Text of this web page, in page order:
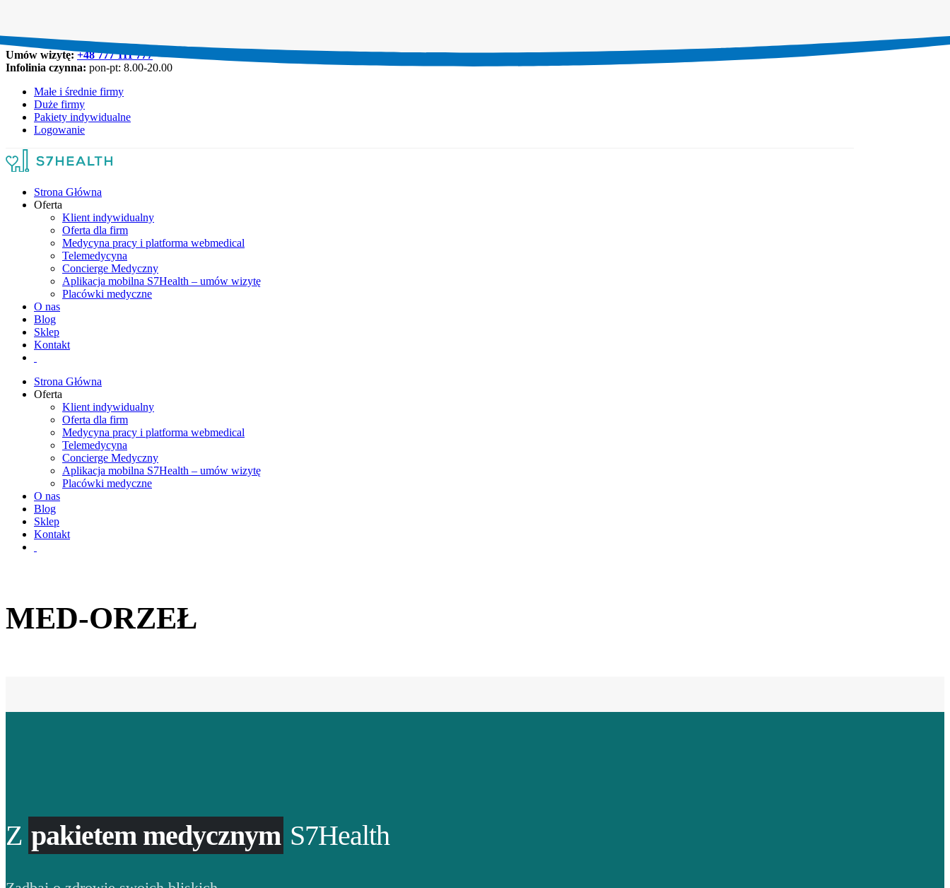
Umów wizytę:+48 777 111 777
Infolinia czynna: pon-pt: 8.00-20.00
Małe i średnie firmy
Duże firmy
Pakiety indywidualne
Logowanie
Strona Główna
Oferta
Klient indywidualny
Oferta dla firm
Medycyna pracy i platforma webmedical
Telemedycyna
Concierge Medyczny
Aplikacja mobilna S7Health – umów wizytę
Placówki medyczne
O nas
Blog
Sklep
Kontakt
Strona Główna
Oferta
Klient indywidualny
Oferta dla firm
Medycyna pracy i platforma webmedical
Telemedycyna
Concierge Medyczny
Aplikacja mobilna S7Health – umów wizytę
Placówki medyczne
O nas
Blog
Sklep
Kontakt
MED-ORZEŁ
Z pakietem medycznym S7Health